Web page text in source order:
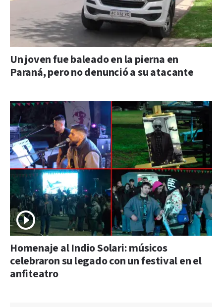
Un joven fue baleado en la pierna en
Paraná, pero no denunció a su atacante
Homenaje al Indio Solari: músicos
celebraron su legado con un festival en el
anfiteatro